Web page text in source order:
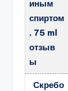
иным
спиртом
, 75 ml
отзыв
ы
Скребо